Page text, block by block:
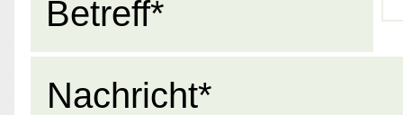
Betreff*
Nachricht*